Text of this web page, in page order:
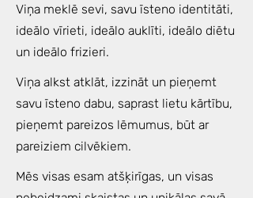
Viņa meklē sevi, savu īsteno identitāti,
ideālo vīrieti, ideālo auklīti, ideālo diētu
un ideālo frizieri.
Viņa alkst atklāt, izzināt un pieņemt
savu īsteno dabu, saprast lietu kārtību,
pieņemt pareizos lēmumus, būt ar
pareiziem cilvēkiem.
Mēs visas esam atšķirīgas, un visas